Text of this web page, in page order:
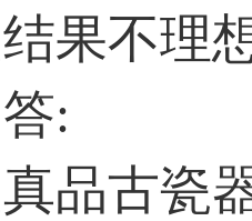
果不理
:
品古瓷